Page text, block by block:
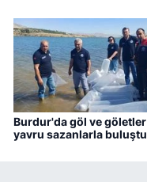
Burdur'da göl ve göletler
yavru sazanlarla buluştu